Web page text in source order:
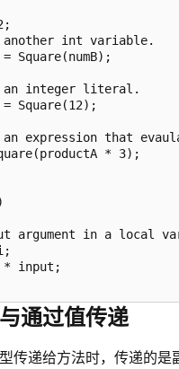
int variable.
Square(numB);
integer literal.
Square(12);
expression that
* 3);
argument in a local
input;
通过值传递
传递给方法时，传递的是